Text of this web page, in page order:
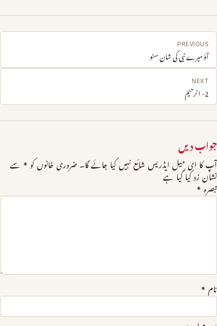
PREVIOUS
آؤ میرے نبی کی شان سنو
NEXT
2- الرحیم
جواب دیں
آپ کا ای میل ایڈریس شائع نہیں کیا جائے گا۔ ضروری خانوں کو * سے
نشان زد کیا گیا ہے
تبصرہ *
نام *